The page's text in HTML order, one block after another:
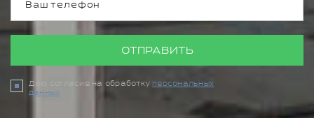
ОТПРАВИТЬ
Даю согласие на обработку персональных
данных